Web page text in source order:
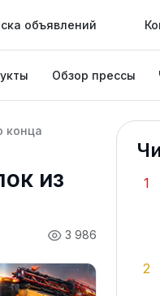
объявлений
Обзор прессы
конца
из
3 986
1
2